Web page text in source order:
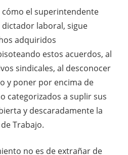
el superintendente
laboral, sigue
adquiridos
estos acuerdos, al
sindicales, al desconocer
y poner por encima de
categorizados a suplir sus
y descaradamente la
Trabajo.
no es de extrañar de